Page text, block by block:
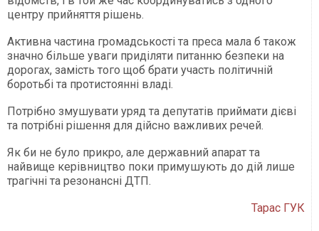
центру прийняття рішень.
Активна частина громадськості та преса мала б також
значно більше уваги приділяти питанню безпеки на
дорогах, замість того щоб брати участь політичній
боротьбі та протистоянні владі.
Потрібно змушувати уряд та депутатів приймати дієві
та потрібні рішення для дійсно важливих речей.
Як би не було прикро, але державний апарат та
найвище керівництво поки примушують до дій лише
трагічні та резонансні ДТП.
Тарас ГУК